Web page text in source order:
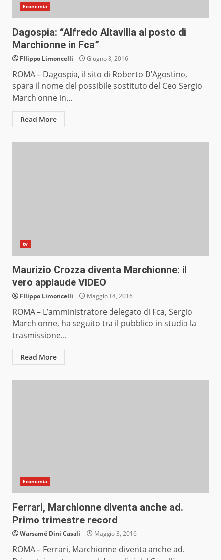
Economia
Dagospia: “Alfredo Altavilla al posto di
Marchionne in Fca”
FIlippo Limoncelli Giugno 8, 2016
ROMA – Dagospia, il sito di Roberto D’Agostino,
spara il nome del possibile sostituto del Ceo Sergio
Marchionne in...
Read More
tv
Maurizio Crozza diventa Marchionne: il
vero applaude VIDEO
FIlippo Limoncelli Maggio 14, 2016
ROMA – L’amministratore delegato di Fca, Sergio
Marchionne, ha seguito tra il pubblico in studio la
trasmissione...
Read More
Economia
Ferrari, Marchionne diventa anche ad.
Primo trimestre record
Warsamé Dini Casali Maggio 3, 2016
ROMA – Ferrari, Marchionne diventa anche ad.